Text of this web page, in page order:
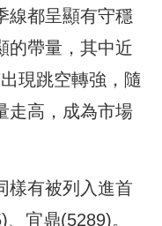
線都呈顯有守穩
的帶量，其中近
現跳空轉強，隨
走高，成為市場
樣有被列入進首
宜鼎(5289)。